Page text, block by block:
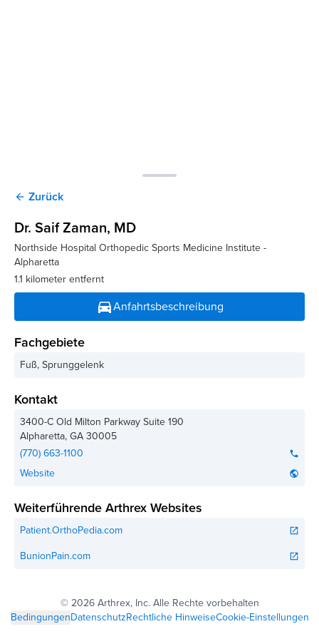
arrow_back Zurück
Dr. Saif Zaman, MD
Northside Hospital Orthopedic Sports Medicine Institute -
Alpharetta
1.1 kilometer entfernt
directions_carAnfahrtsbeschreibung
Fachgebiete
Fuß, Sprunggelenk
Kontakt
3400-C Old Milton Parkway Suite 190
Alpharetta,GA30005
(770) 663-1100
phone
Website public
Weiterführende Arthrex Websites
Patient.OrthoPedia.com open_in_new
BunionPain.com open_in_new
© 2026 Arthrex, Inc. Alle Rechte vorbehalten
BedingungenDatenschutzRechtliche HinweiseCookie-Einstellungen